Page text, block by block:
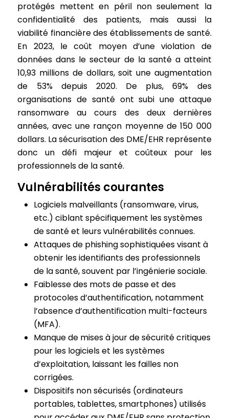
protégés mettent en péril non seulement la
confidentialité des patients, mais aussi la
viabilité financière des établissements de santé.
En 2023, le coût moyen d’une violation de
données dans le secteur de la santé a atteint
10,93 millions de dollars, soit une augmentation
de 53% depuis 2020. De plus, 69% des
organisations de santé ont subi une attaque
ransomware au cours des deux dernières
années, avec une rançon moyenne de 150 000
dollars. La sécurisation des DME/EHR représente
donc un défi majeur et coûteux pour les
professionnels de la santé.
Vulnérabilités courantes
Logiciels malveillants (ransomware, virus,
etc.) ciblant spécifiquement les systèmes
de santé et leurs vulnérabilités connues.
Attaques de phishing sophistiquées visant à
obtenir les identifiants des professionnels
de la santé, souvent par l’ingénierie sociale.
Faiblesse des mots de passe et des
protocoles d’authentification, notamment
l’absence d’authentification multi-facteurs
(MFA).
Manque de mises à jour de sécurité critiques
pour les logiciels et les systèmes
d’exploitation, laissant les failles non
corrigées.
Dispositifs non sécurisés (ordinateurs
portables, tablettes, smartphones) utilisés